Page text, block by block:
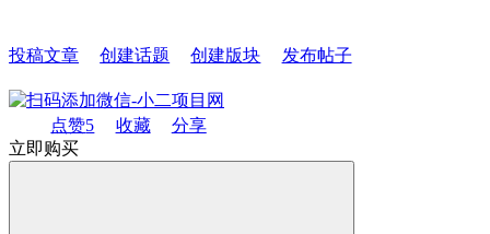
投稿文章 创建话题 创建版块 发布帖子
点赞5 收藏
分享
立即购买